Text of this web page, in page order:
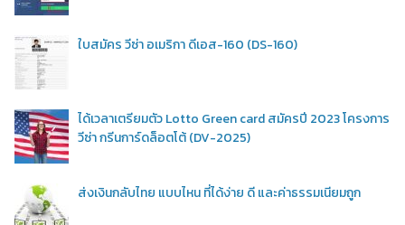
ใบสมัคร วีซ่า อเมริกา ดีเอส-160 (DS-160)
ได้เวลาเตรียมตัว Lotto Green card สมัครปี 2023 โครงการ
วีซ่า กรีนการ์ดล็อตโต้ (DV-2025)
ส่งเงินกลับไทย แบบไหน ที่ได้ง่าย ดี และค่าธรรมเนียมถูก